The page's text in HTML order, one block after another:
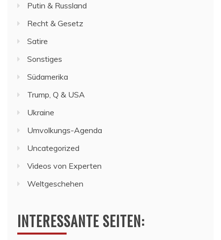
Putin & Russland
Recht & Gesetz
Satire
Sonstiges
Südamerika
Trump, Q & USA
Ukraine
Umvolkungs-Agenda
Uncategorized
Videos von Experten
Weltgeschehen
INTERESSANTE SEITEN: